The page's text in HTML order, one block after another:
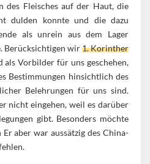
des Fleisches auf der Haut, die
dulden konnte und die dazu
als unrein aus dem Lager
Berücksichtigen wir1. Korinther
als Vorbilder für uns geschehen,
Bestimmungen hinsichtlich des
Belehrungen für uns sind.
nicht eingehen, weil es darüber
gibt. Besonders möchte
aber war aussätzig des China-